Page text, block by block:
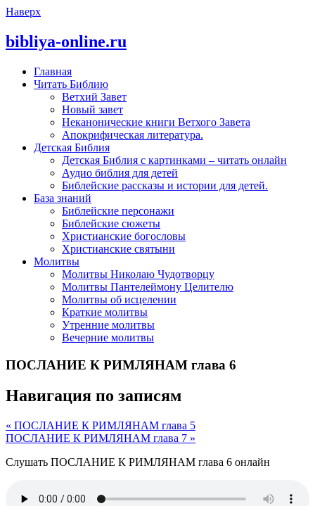
Наверх
bibliya-online.ru
Главная
Читать Библию
Ветхий Завет
Новый завет
Неканонические книги Ветхого Завета
Апокрифическая литература.
Детская Библия
Детская Библия с картинками – читать онлайн
Аудио библия для детей
Библейские рассказы и истории для детей.
База знаний
Библейские персонажи
Библейские сюжеты
Христианские богословы
Христианские святыни
Молитвы
Молитвы Николаю Чудотворцу
Молитвы Пантелеймону Целителю
Молитвы об исцелении
Краткие молитвы
Утренние молитвы
Вечерние молитвы
ПОСЛАНИЕ К РИМЛЯНАМ глава 6
Навигация по записям
« ПОСЛАНИЕ К РИМЛЯНАМ глава 5
ПОСЛАНИЕ К РИМЛЯНАМ глава 7 »
Слушать ПОСЛАНИЕ К РИМЛЯНАМ глава 6 онлайн